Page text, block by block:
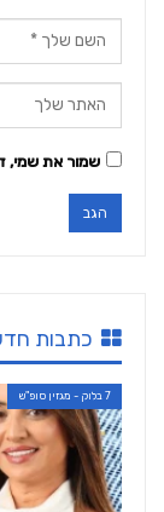
שמור את שמי,
כתבות
7 בלוק - מגזין סופ"ש